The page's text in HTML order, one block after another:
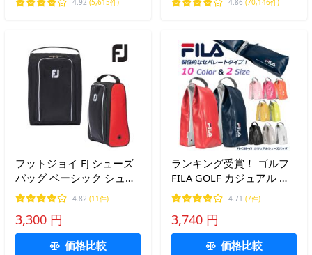
4.92 (5,615件) 4.86 (70,146件)
フットジョイ FJ シューズ
バッグ ベーシック シュー
ズケース FOOTJOY
FA25SCSB ゴルフ
4.82 (11件)
3,300 円
価格比較
ランキング受賞！ ゴルフ
FILA GOLF カジュアル シ
ューズバッグ スポーツ FL-
CSB-VJ 空気口付き【PICK-
UP】 爆買
4.71 (7件)
3,740 円
価格比較